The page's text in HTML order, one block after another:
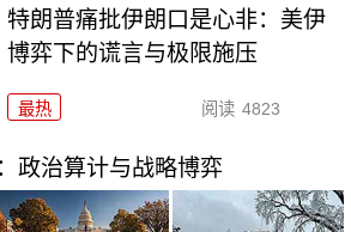
特朗普痛批伊朗口是心非：美伊
博弈下的谎言与极限施压
最热 阅读 4823
政治算计与战略博弈